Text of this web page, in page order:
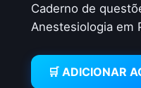
Caderno de
Anestesiologia em
🛒 ADICIONAR